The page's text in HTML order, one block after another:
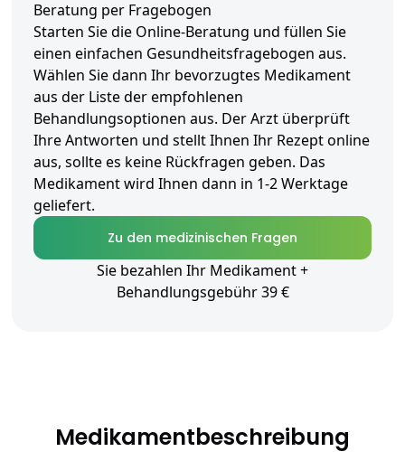
Beratung per Fragebogen
Starten Sie die Online-Beratung und füllen Sie
einen einfachen Gesundheitsfragebogen aus.
Wählen Sie dann Ihr bevorzugtes Medikament
aus der Liste der empfohlenen
Behandlungsoptionen aus. Der Arzt überprüft
Ihre Antworten und stellt Ihnen Ihr Rezept online
aus, sollte es keine Rückfragen geben. Das
Medikament wird Ihnen dann in 1-2 Werktage
geliefert.
Zu den medizinischen Fragen
Sie bezahlen Ihr Medikament +
Behandlungsgebühr 39 €
Medikamentbeschreibung